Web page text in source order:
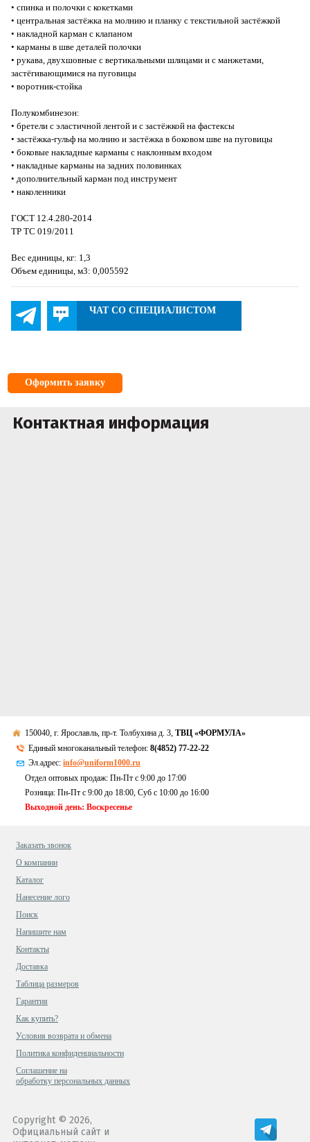
• спинка и полочки с кокетками
• центральная застёжка на молнию и планку с текстильной застёжкой
• накладной карман с клапаном
• карманы в шве деталей полочки
• рукава, двухшовные с вертикальными шлицами и с манжетами,
застёгивающимися на пуговицы
• воротник-стойка
Полукомбинезон:
• бретели с эластичной лентой и с застёжкой на фастексы
• застёжка-гульф на молнию и застёжка в боковом шве на пуговицы
• боковые накладные карманы с наклонным входом
• накладные карманы на задних половинках
• дополнительный карман под инструмент
• наколенники
ГОСТ 12.4.280-2014
ТР ТС 019/2011
Вес единицы, кг: 1,3
Объем единицы, м3: 0,005592
ЧАТ СО СПЕЦИАЛИСТОМ
Оформить заявку
Контактная информация
150040, г. Ярославль, пр-т. Толбухина д. 3,ТВЦ «ФОРМУЛА»
Единый многоканальный телефон:8(4852) 77-22-22
Эл.адрес:info@uniform1000.ru
Отдел оптовых продаж: Пн-Пт с 9:00 до 17:00
Розница: Пн-Пт с 9:00 до 18:00, Суб c 10:00 до 16:00
Выходной день: Воскресенье
Заказать звонок
О компании
Каталог
Нанесение лого
Поиск
Напишите нам
Контакты
Доставка
Таблица размеров
Гарантия
Как купить?
Условия возврата и обмена
Политика конфиденциальности
Cоглашение на
обработку персональных данных
Copyright © 2026,
Официальный сайт и